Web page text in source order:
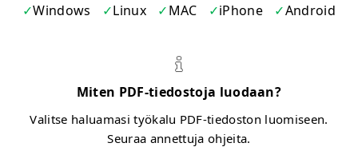
Windows Linux MAC iPhone Android
Miten PDF-tiedostoja luodaan?
Valitse haluamasi työkalu PDF-tiedoston luomiseen.
Seuraa annettuja ohjeita.